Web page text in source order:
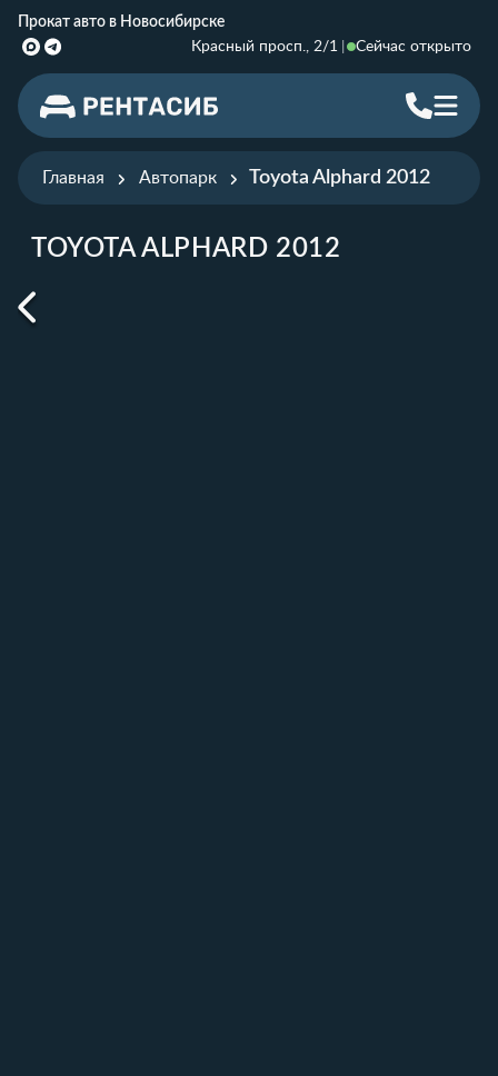
Прокат авто в Новосибирске
Красный просп., 2/1
Сейчас открыто
Главная Автопарк Toyota Alphard 2012
TOYOTA ALPHARD 2012